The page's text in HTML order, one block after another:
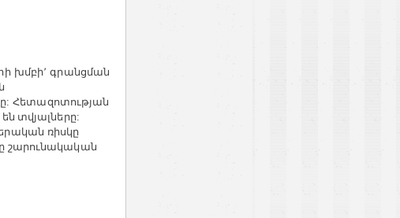
խմբի՚ գրանցման
:Հետազոտության
են տվյալները:
ռիսկը
շարունակական